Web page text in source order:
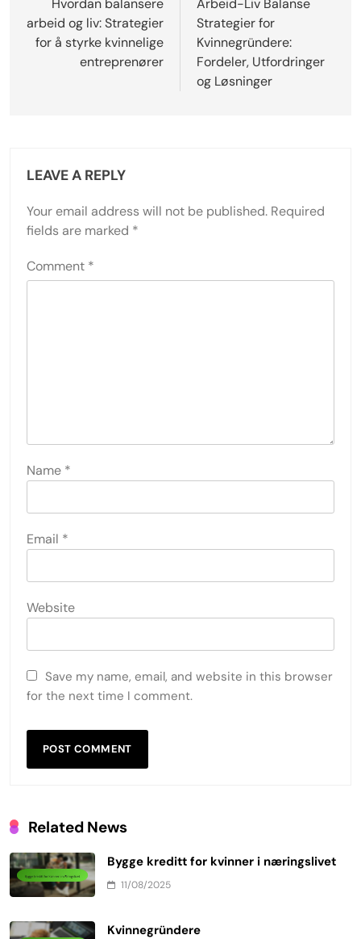
navigation
Hvordan balansere
arbeid og liv: Strategier
for å styrke kvinnelige
entreprenører
Arbeid-Liv Balanse
Strategier for
Kvinnegründere:
Fordeler, Utfordringer
og Løsninger
LEAVE A REPLY
Your email address will not be published. Required
fields are marked *
Comment *
Name *
Email *
Website
Save my name, email, and website in this browser
for the next time I comment.
Related News
Bygge kreditt for kvinner i næringslivet
11/08/2025
Kvinnegründere